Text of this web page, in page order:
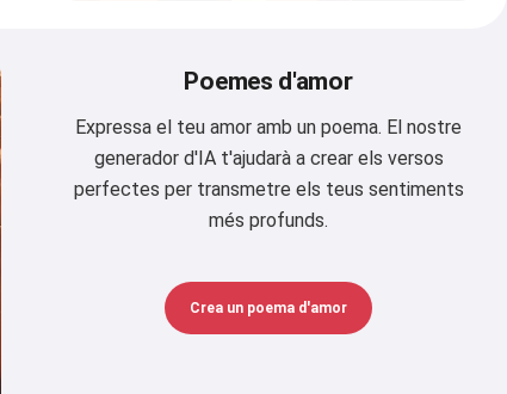
Poemes d'amor
Expressa el teu amor amb un poema. El nostre
generador d'IA t'ajudarà a crear els versos
perfectes per transmetre els teus sentiments
més profunds.
Crea un poema d'amor